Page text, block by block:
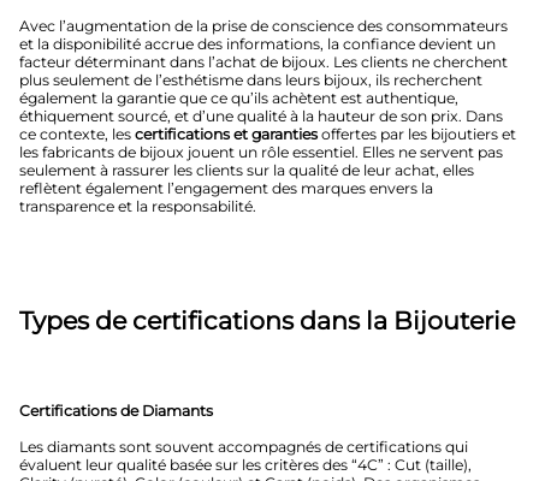
Avec l’augmentation de la prise de conscience des consommateurs
et la disponibilité accrue des informations, la confiance devient un
facteur déterminant dans l’achat de bijoux. Les clients ne cherchent
plus seulement de l’esthétisme dans leurs bijoux, ils recherchent
également la garantie que ce qu’ils achètent est authentique,
éthiquement sourcé, et d’une qualité à la hauteur de son prix. Dans
ce contexte, les certifications et garanties offertes par les bijoutiers et
les fabricants de bijoux jouent un rôle essentiel. Elles ne servent pas
seulement à rassurer les clients sur la qualité de leur achat, elles
reflètent également l’engagement des marques envers la
transparence et la responsabilité.
Types de certifications dans la Bijouterie
Certifications de Diamants
Les diamants sont souvent accompagnés de certifications qui
évaluent leur qualité basée sur les critères des “4C” : Cut (taille),